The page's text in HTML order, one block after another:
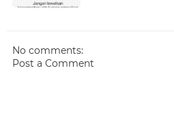
No comments:
Post a Comment